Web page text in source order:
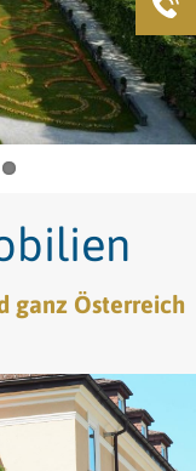
ganz Österreich